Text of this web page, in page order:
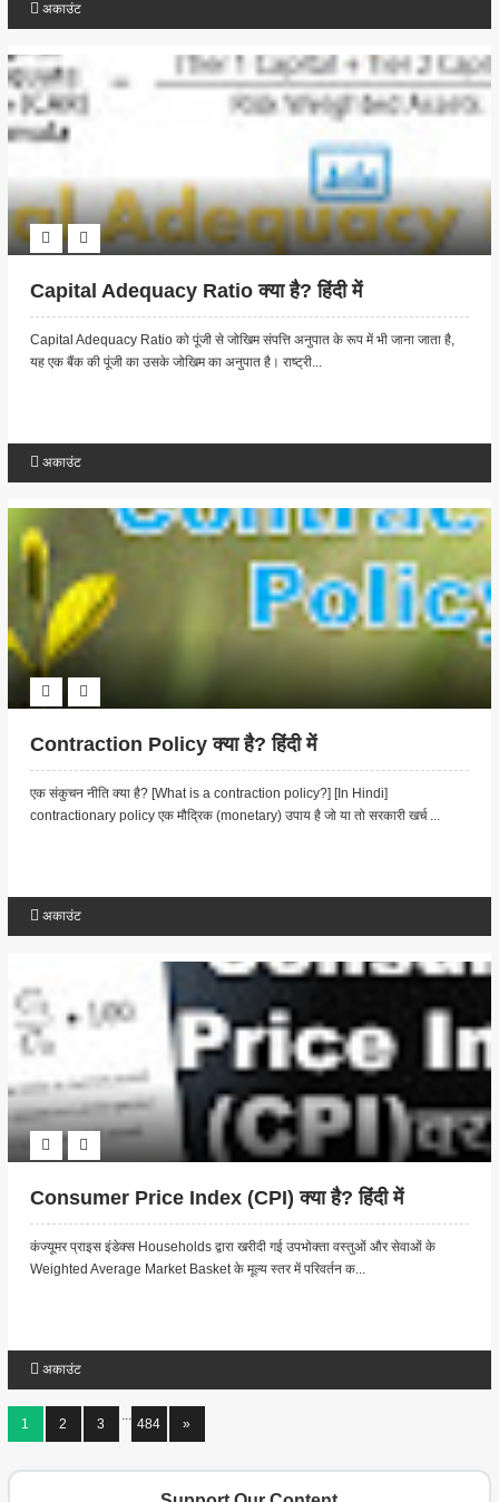
अकाउंट
Capital Adequacy Ratio क्या है? हिंदी में
Capital Adequacy Ratio को पूंजी से जोखिम संपत्ति अनुपात के रूप में भी जाना जाता है,
यह एक बैंक की पूंजी का उसके जोखिम का अनुपात है। राष्ट्री...
अकाउंट
Contraction Policy क्या है? हिंदी में
एक संकुचन नीति क्या है? [What is a contraction policy?] [In Hindi]
contractionary policy एक मौद्रिक (monetary) उपाय है जो या तो सरकारी खर्च ...
अकाउंट
Consumer Price Index (CPI) क्या है? हिंदी में
कंज्यूमर प्राइस इंडेक्स Households द्वारा खरीदी गई उपभोक्ता वस्तुओं और सेवाओं के
Weighted Average Market Basket के मूल्य स्तर में परिवर्तन क...
अकाउंट
1 2 3
...
484 »